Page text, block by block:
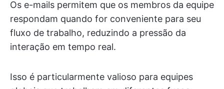
Os e-mails permitem que os membros da equipe
respondam quando for conveniente para seu
fluxo de trabalho, reduzindo a pressão da
interação em tempo real.
Isso é particularmente valioso para equipes